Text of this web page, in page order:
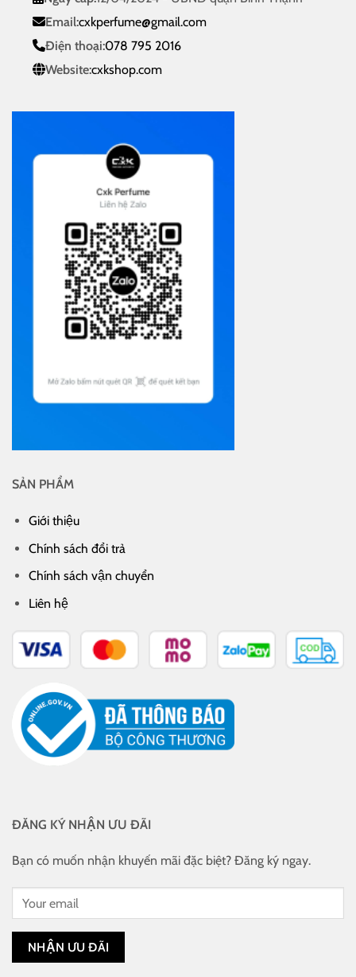
Email:cxkperfume@gmail.com
Điện thoại:078 795 2016
Website:cxkshop.com
SẢN PHẨM
Giới thiệu
Chính sách đổi trả
Chính sách vận chuyển
Liên hệ
ĐĂNG KÝ NHẬN ƯU ĐÃI
Bạn có muốn nhận khuyến mãi đặc biệt? Đăng ký ngay.